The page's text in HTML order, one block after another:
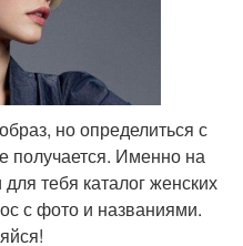
но определиться с
получается. Именно на
тебя каталог женских
с фото и названиями.